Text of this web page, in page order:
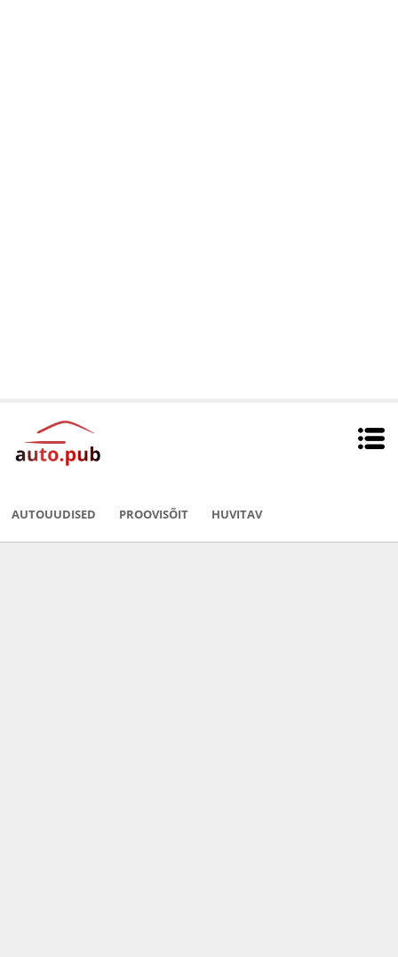
AUTOUUDISED PROOVISÕIT HUVITAV